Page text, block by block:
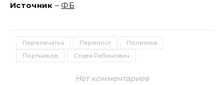
Источник – ФБ
Перепечатка Перепост
Политика
Портников
Слава Рабинович
Нет комментариев